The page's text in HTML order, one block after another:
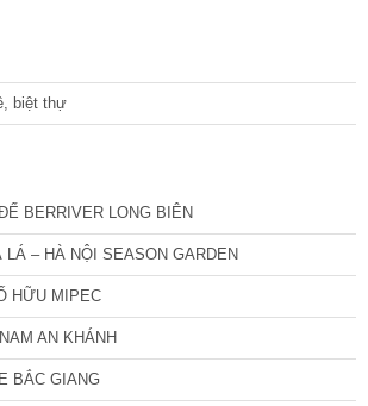
biệt thự
BERRIVER LONG BIÊN
LÁ – HÀ NỘI SEASON GARDEN
HỮU MIPEC
AN KHÁNH
BẮC GIANG